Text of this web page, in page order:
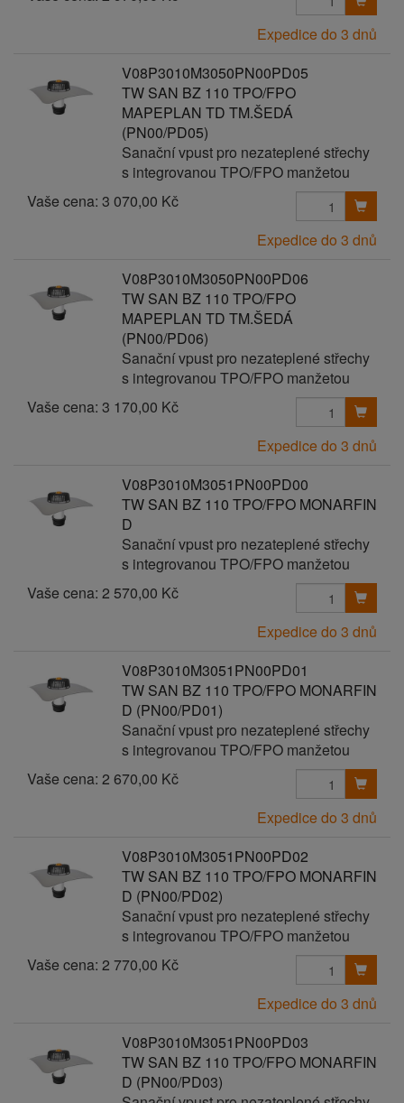
Expedice do 3 dnů
V08P3010M3050PN00PD05
TW SAN BZ 110 TPO/FPO
MAPEPLAN TD TM.ŠEDÁ
(PN00/PD05)
Sanační vpust pro nezateplené střechy
s integrovanou TPO/FPO manžetou
Vaše cena: 3 070,00 Kč
Expedice do 3 dnů
V08P3010M3050PN00PD06
TW SAN BZ 110 TPO/FPO
MAPEPLAN TD TM.ŠEDÁ
(PN00/PD06)
Sanační vpust pro nezateplené střechy
s integrovanou TPO/FPO manžetou
Vaše cena: 3 170,00 Kč
Expedice do 3 dnů
V08P3010M3051PN00PD00
TW SAN BZ 110 TPO/FPO MONARFIN
D
Sanační vpust pro nezateplené střechy
s integrovanou TPO/FPO manžetou
Vaše cena: 2 570,00 Kč
Expedice do 3 dnů
V08P3010M3051PN00PD01
TW SAN BZ 110 TPO/FPO MONARFIN
D (PN00/PD01)
Sanační vpust pro nezateplené střechy
s integrovanou TPO/FPO manžetou
Vaše cena: 2 670,00 Kč
Expedice do 3 dnů
V08P3010M3051PN00PD02
TW SAN BZ 110 TPO/FPO MONARFIN
D (PN00/PD02)
Sanační vpust pro nezateplené střechy
s integrovanou TPO/FPO manžetou
Vaše cena: 2 770,00 Kč
Expedice do 3 dnů
V08P3010M3051PN00PD03
TW SAN BZ 110 TPO/FPO MONARFIN
D (PN00/PD03)